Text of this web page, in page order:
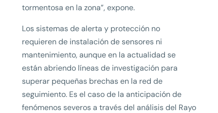
tormentosa en la zona”, expone.
Los sistemas de alerta y protección no
requieren de instalación de sensores ni
mantenimiento, aunque en la actualidad se
están abriendo líneas de investigación para
superar pequeñas brechas en la red de
seguimiento. Es el caso de la anticipación de
fenómenos severos a través del análisis del Rayo